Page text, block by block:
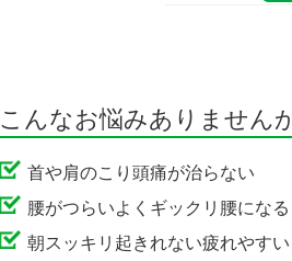
こんなお悩みありません
首や肩のこり頭痛が治らない
腰がつらいよくギックリ腰になる
朝スッキリ起きれない疲れやすい